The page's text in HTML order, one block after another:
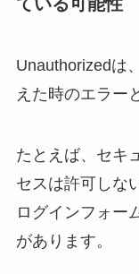
Unauthorizedは
えた時のエラー
たとえば、セキ
セスは許可しな
ログインフォー
があります。